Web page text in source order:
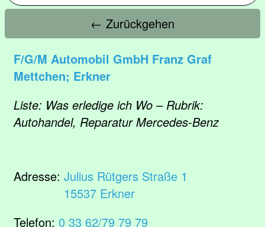
← Zurückgehen
F/G/M Automobil GmbH Franz Graf
Mettchen; Erkner
Liste: Was erledige ich Wo – Rubrik:
Autohandel, Reparatur Mercedes-Benz
Adresse: Julius Rütgers Straße 1
15537 Erkner
Telefon: 0 33 62/79 79 79